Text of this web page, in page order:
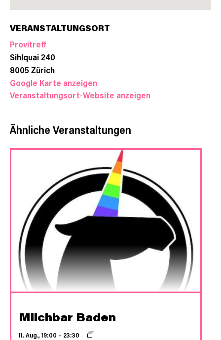
VERANSTALTUNGSORT
Provitreff
Sihlquai 240
8005Zürich
Google Karte anzeigen
Veranstaltungsort-Website anzeigen
Ähnliche Veranstaltungen
Milchbar Baden
11. Aug., 19:00 – 23:30